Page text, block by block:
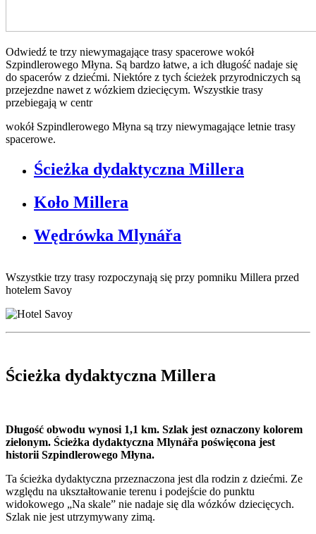
Odwiedź te trzy niewymagające trasy spacerowe wokół
Szpindlerowego Młyna. Są bardzo łatwe, a ich długość nadaje się
do spacerów z dziećmi. Niektóre z tych ścieżek przyrodniczych są
przejezdne nawet z wózkiem dziecięcym. Wszystkie trasy
przebiegają w centr
wokół Szpindlerowego Młyna są trzy niewymagające letnie trasy
spacerowe.
Ścieżka dydaktyczna Millera
Koło Millera
Wędrówka Mlynářa
Wszystkie trzy trasy rozpoczynają się przy pomniku Millera przed
hotelem Savoy
Ścieżka dydaktyczna Millera
Długość obwodu wynosi 1,1 km. Szlak jest oznaczony kolorem
zielonym. Ścieżka dydaktyczna Mlynářa poświęcona jest
historii Szpindlerowego Młyna.
Ta ścieżka dydaktyczna przeznaczona jest dla rodzin z dziećmi. Ze
względu na ukształtowanie terenu i podejście do punktu
widokowego „Na skale” nie nadaje się dla wózków dziecięcych.
Szlak nie jest utrzymywany zimą.